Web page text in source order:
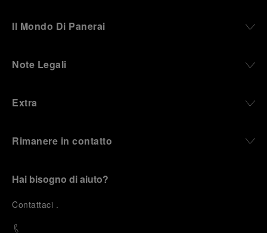
Il Mondo Di Panerai
Note Legali
Extra
Rimanere in contatto
Hai bisogno di aiuto?
Contattaci .